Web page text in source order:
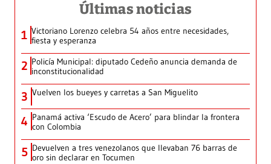
Últimas noticias
1 Victoriano Lorenzo celebra 54 años entre necesidades,
fiesta y esperanza
2 Policía Municipal: diputado Cedeño anuncia demanda de
inconstitucionalidad
3 Vuelven los bueyes y carretas a San Miguelito
4 Panamá activa ‘Escudo de Acero’ para blindar la frontera
con Colombia
5 Devuelven a tres venezolanos que llevaban 76 barras de
oro sin declarar en Tocumen